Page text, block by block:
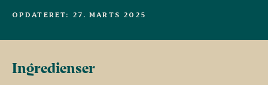
OPDATERET: 27. MARTS 2025
Ingredienser